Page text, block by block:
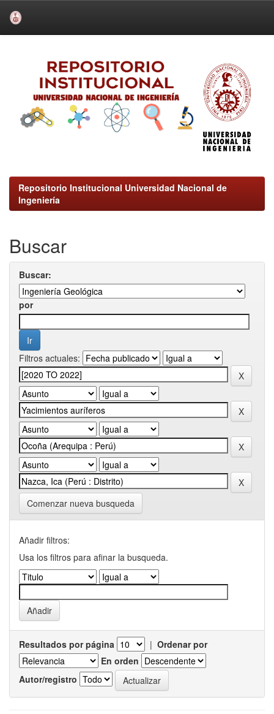
Repositorio Institucional Universidad Nacional de
Ingeniería
Buscar
Buscar:
por
Filtros actuales:
Comenzar nueva busqueda
Añadir filtros:
Usa los filtros para afinar la busqueda.
Resultados por página | Ordenar por
En orden
Autor/registro